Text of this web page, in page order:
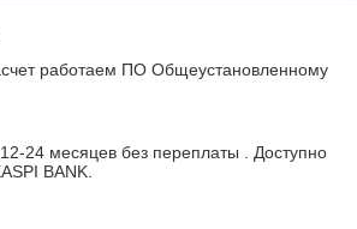
работаем ПО Общеустановленному
24 месяцев без переплаты . Доступно
BANK.